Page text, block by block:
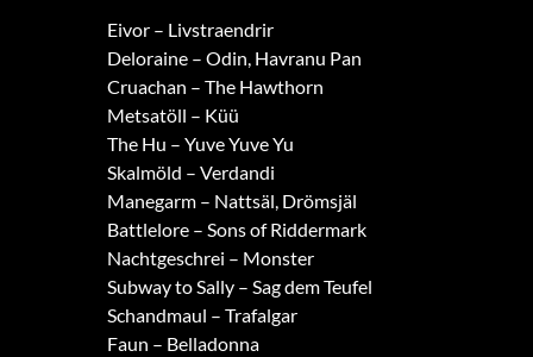
Eivor – Livstraendrir
Deloraine – Odin, Havranu Pan
Cruachan – The Hawthorn
Metsatöll – Küü
The Hu – Yuve Yuve Yu
Skalmöld – Verdandi
Manegarm – Nattsäl, Drömsjäl
Battlelore – Sons of Riddermark
Nachtgeschrei – Monster
Subway to Sally – Sag dem Teufel
Schandmaul – Trafalgar
Faun – Belladonna